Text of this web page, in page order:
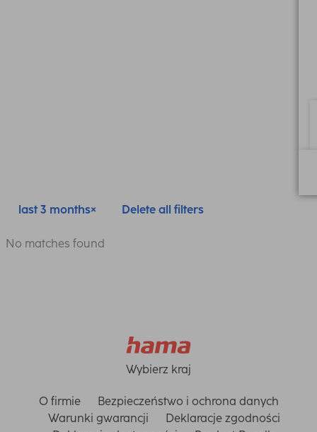
last 3 months Delete all filters
No matches found
Wybierz kraj
O firmie
Bezpieczeństwo i ochrona danych
Warunki gwarancji
Deklaracje zgodności